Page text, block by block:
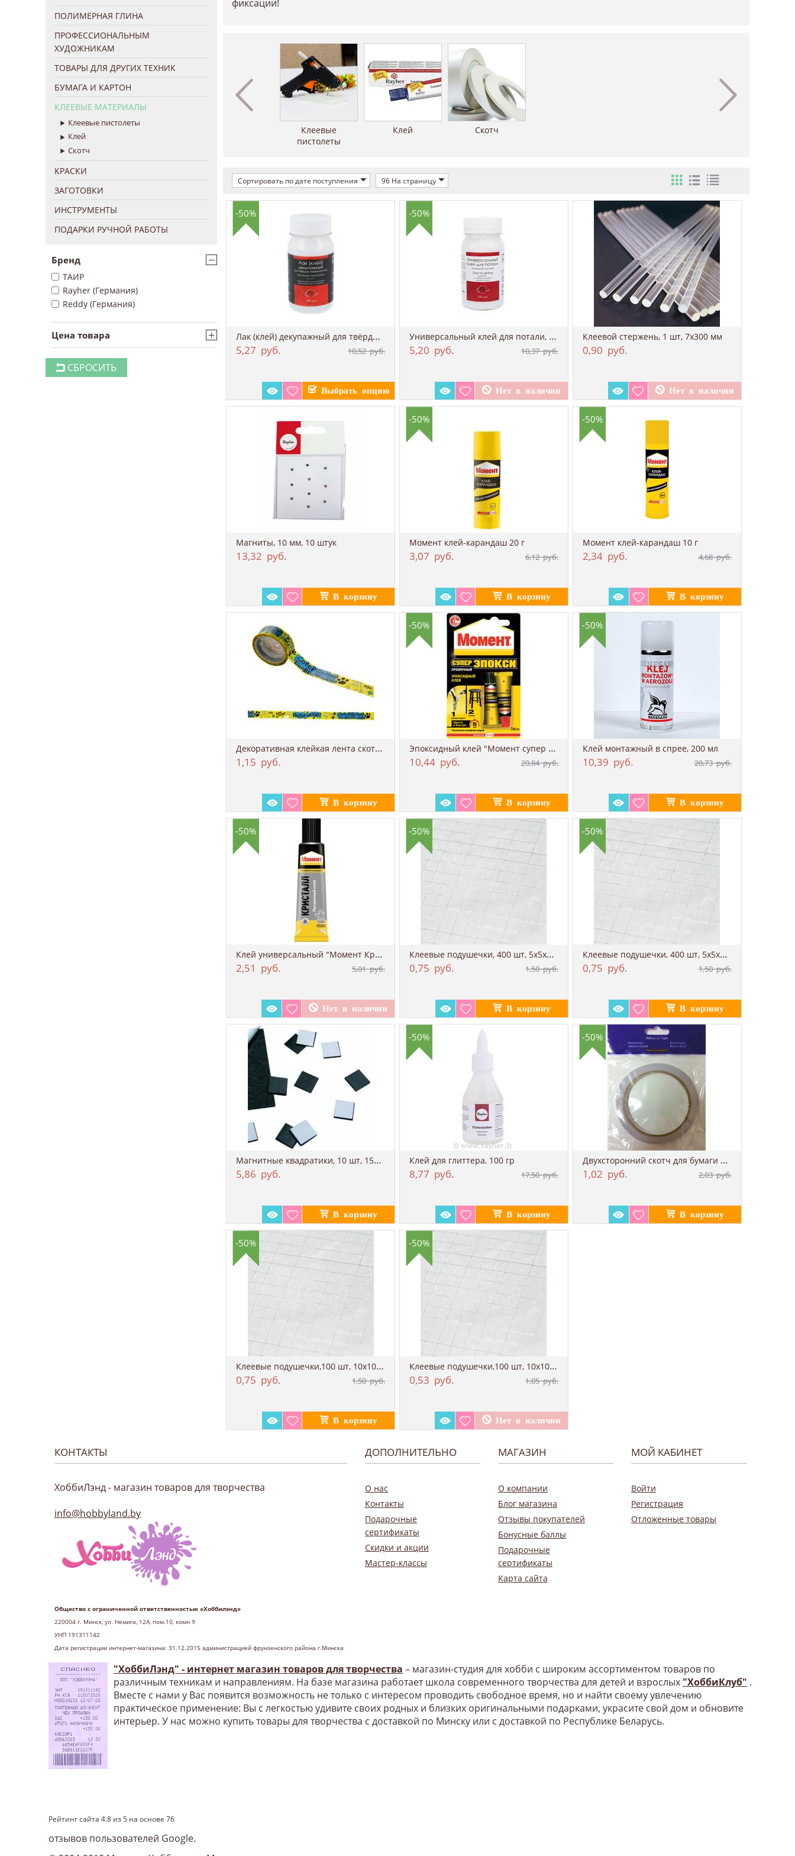
ПОЛИМЕРНАЯ ГЛИНА
ПРОФЕССИОНАЛЬНЫМ
ХУДОЖНИКАМ
ТОВАРЫ ДЛЯ ДРУГИХ ТЕХНИК
БУМАГА И КАРТОН
КЛЕЕВЫЕ МАТЕРИАЛЫ
Клеевые пистолеты
Клей
Скотч
КРАСКИ
ЗАГОТОВКИ
ИНСТРУМЕНТЫ
ПОДАРКИ РУЧНОЙ РАБОТЫ
Бренд −
ТАИР
Rayher (Германия)
Reddy (Германия)
Цена товара +
СБРОСИТЬ
фиксации!
Клеевые
пистолеты
Клей Скотч
Сортировать по дате поступления 96 На страницу
-50%
Лак (клей) декупажный для твёрдых поверхн...
5,27 руб. 10,52руб.
-50%
Универсальный клей для потали, 100 мл. ТАИР
5,20 руб. 10,37руб.
Клеевой стержень, 1 шт, 7х300 мм
0,90 руб.
Магниты, 10 мм, 10 штук
13,32 руб.
-50%
Момент клей-карандаш 20 г
3,07 руб. 6,12руб.
-50%
Момент клей-карандаш 10 г
2,34 руб. 4,68руб.
Декоративная клейкая лента скотч "Поздрав...
1,15 руб.
-50%
Эпоксидный клей "Момент супер Эпокси"
10,44 руб. 20,84руб.
-50%
Клей монтажный в спрее, 200 мл
10,39 руб. 20,73руб.
-50%
Клей универсальный "Момент Кристалл", 30 мл.
2,51 руб. 5,01руб.
-50%
Клеевые подушечки, 400 шт, 5х5х1 мм (3D ...
0,75 руб. 1,50руб.
-50%
Клеевые подушечки, 400 шт, 5х5х2 мм (3D ...
0,75 руб. 1,50руб.
Магнитные квадратики, 10 шт, 15х15х2 мм
5,86 руб.
-50%
Клей для глиттера, 100 гр
8,77 руб. 17,50руб.
-50%
Двухсторонний скотч для бумаги и картона,...
1,02 руб. 2,03руб.
-50%
Клеевые подушечки,100 шт, 10х10х2 мм (3D ...
0,75 руб. 1,50руб.
-50%
Клеевые подушечки,100 шт, 10х10х3 мм
0,53 руб. 1,05руб.
КОНТАКТЫ
ХоббиЛэнд - магазин товаров для творчества
info@hobbyland.by
Общество с ограниченной ответственностью «Хоббилэнд»
220004 г. Минск, ул. Немига, 12А, пом.10, комн 9
УНП 191311142
Дата регистрации интернет-магазина: 31.12.2015 администрацией фрунзенского района г.Минска
ДОПОЛНИТЕЛЬНО
О нас
Контакты
Подарочные
сертификаты
Скидки и акции
Мастер-классы
МАГАЗИН
О компании
Блог магазина
Отзывы покупателей
Бонусные баллы
Подарочные
сертификаты
Карта сайта
МОЙ КАБИНЕТ
Войти
Регистрация
Отложенные товары
"ХоббиЛэнд" - интернет магазин товаров для творчества – магазин-студия для хобби с широким ассортиментом товаров по
различным техникам и направлениям. На базе магазина работает школа современного творчества для детей и взрослых "ХоббиКлуб" .
Вместе с нами у Вас появится возможность не только с интересом проводить свободное время, но и найти своему увлечению
практическое применение: Вы с легкостью удивите своих родных и близких оригинальными подарками, украсите свой дом и обновите
интерьер. У нас можно купить товары для творчества с доставкой по Минску или с доставкой по Республике Беларусь.
Рейтинг сайта 4.8 из5 на основе 76
отзывов пользователей Google.